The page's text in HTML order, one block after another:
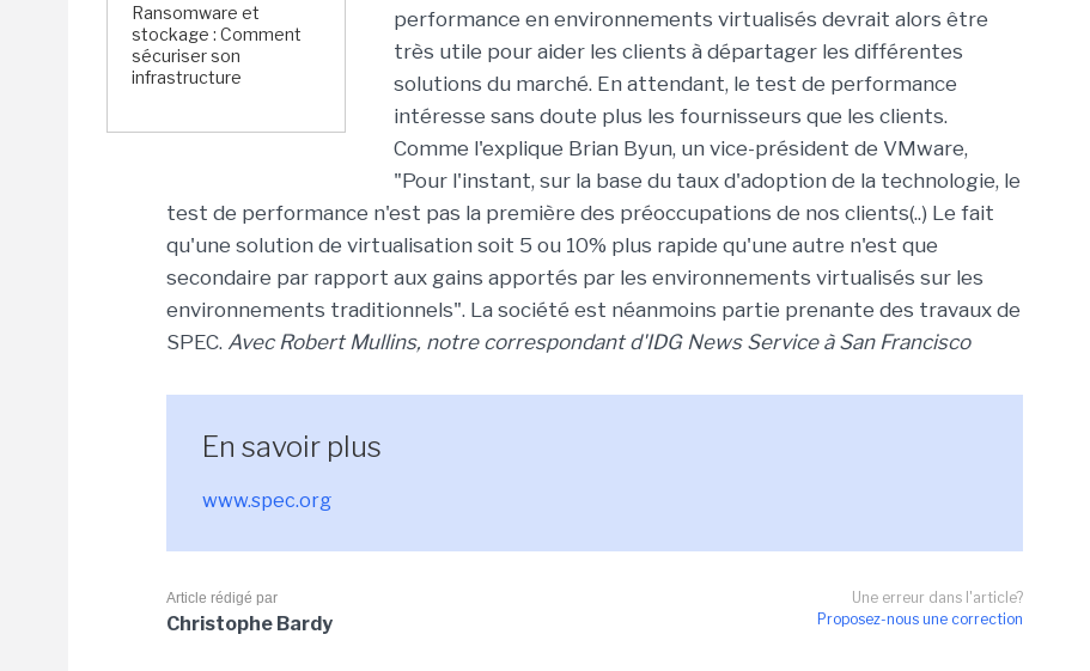
Ransomware et
stockage : Comment
sécuriser son
infrastructure
performance en environnements virtualisés devrait alors être
très utile pour aider les clients à départager les différentes
solutions du marché. En attendant, le test de performance
intéresse sans doute plus les fournisseurs que les clients.
Comme l'explique Brian Byun, un vice-président de VMware,
"Pour l'instant, sur la base du taux d'adoption de la technologie, le
test de performance n'est pas la première des préoccupations de nos clients(..) Le fait
qu'une solution de virtualisation soit 5 ou 10% plus rapide qu'une autre n'est que
secondaire par rapport aux gains apportés par les environnements virtualisés sur les
environnements traditionnels". La société est néanmoins partie prenante des travaux de
SPEC. Avec Robert Mullins, notre correspondant d'IDG News Service à San Francisco
En savoir plus
www.spec.org
Une erreur dans l'article?
Proposez-nous une correction
Article rédigé par
Christophe Bardy